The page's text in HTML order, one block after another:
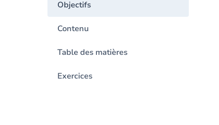
Objectifs
Contenu
Table des matières
Exercices